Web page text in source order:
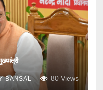
BANSAL 80 Views